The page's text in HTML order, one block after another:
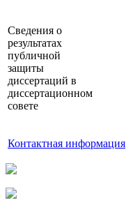
Сведения о
результатах
публичной
защиты
диссертаций в
диссертационном
совете
Контактная информация